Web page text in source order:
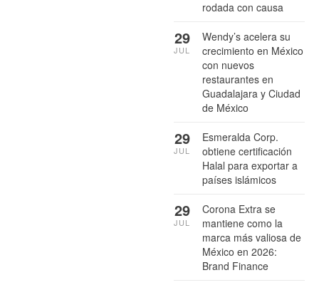
rodada con causa
Wendy’s acelera su
crecimiento en México
con nuevos
restaurantes en
Guadalajara y Ciudad
de México
29
JUL
Esmeralda Corp.
obtiene certificación
Halal para exportar a
países islámicos
29
JUL
Corona Extra se
mantiene como la
marca más valiosa de
México en 2026:
Brand Finance
29
JUL